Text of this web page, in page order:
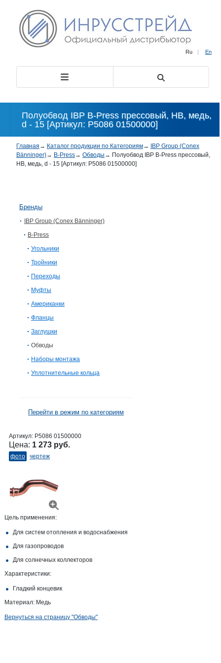
Ru | En
Полуобвод IBP B-Press прессовый, НВ, медь,
d - 15 [Артикул: P5086 01500000]
Главная → Каталог продукции по Категориям→
IBP Group (Conex
Bänninger)→ B-Press→ Обводы → Полуобвод IBP B-Press прессовый,
НВ, медь, d - 15 [Артикул: P5086 01500000]
Бренды
IBP Group (Conex Bänninger)
B-Press
Угольники
Тройники
Переходы
Муфты
Американки
Фланцы
Заглушки
Обводы
Наборы монтажа
Уплотнительные кольца
Перейти в режим по категориям
Артикул: P5086 01500000
Цена: 1 273 руб.
фото чертеж
Цель применения:
Для систем отопления и водоснабжения
Для газопроводов
Для солнечных коллекторов
Характеристики:
Гладкий концевик
Материал: Медь
Вернуться на страницу "Обводы"